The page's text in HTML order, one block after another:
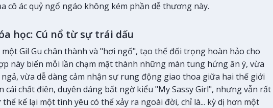
cô ác quỷ ngổ ngáo không kém phần dễ thương này.
học: Cú nổ từ sự trái dấu
Gil Gu chân thành và "hơi ngố", tạo thế đối trọng hoàn hảo cho
này biến mỗi lần chạm mặt thành những màn tung hứng ăn ý, vừa
vừa dễ dàng cảm nhận sự rung động giao thoa giữa hai thế giới
cái chất điên, duyên dáng bất ngờ kiểu "My Sassy Girl", nhưng vẫn rất
kể lại một tình yêu có thể xảy ra ngoài đời, chỉ là... kỳ dị hơn một